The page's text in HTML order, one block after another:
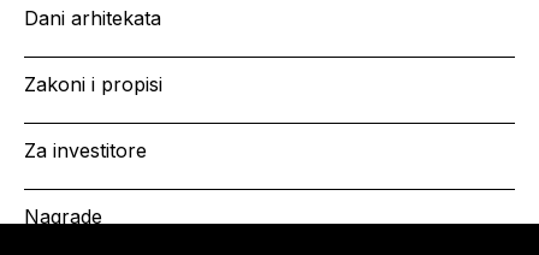
Dani arhitekata
Zakoni i propisi
Za investitore
Nagrade